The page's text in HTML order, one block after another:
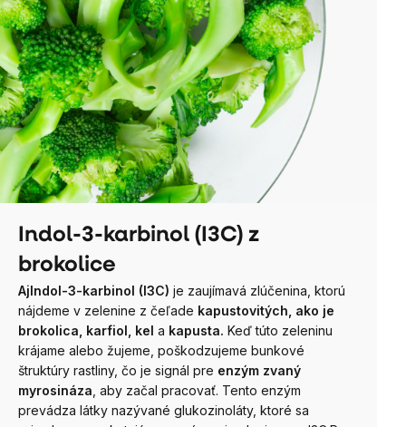
Indol-3-karbinol (I3C) z
brokolice
AjIndol-3-karbinol (I3C) je zaujímavá zlúčenina, ktorú
nájdeme v zelenine z čeľade kapustovitých, ako je
brokolica, karfiol, kel a kapusta. Keď túto zeleninu
krájame alebo žujeme, poškodzujeme bunkové
štruktúry rastliny, čo je signál pre enzým zvaný
myrosináza , aby začal pracovať. Tento enzým
prevádza látky nazývané glukozinoláty, ktoré sa